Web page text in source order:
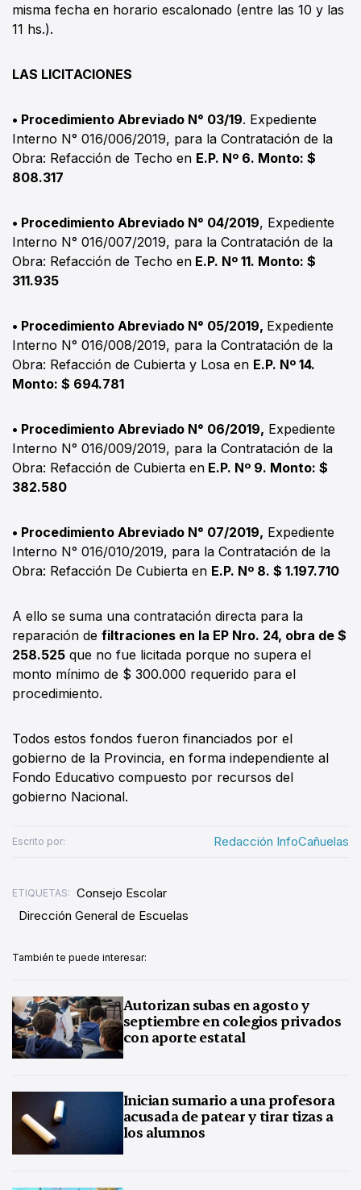
misma fecha en horario escalonado (entre las 10 y las
11 hs.).
LAS LICITACIONES
• Procedimiento Abreviado N° 03/19. Expediente
Interno N° 016/006/2019, para la Contratación de la
Obra: Refacción de Techo en E.P. Nº 6. Monto: $
808.317
• Procedimiento Abreviado N° 04/2019, Expediente
Interno N° 016/007/2019, para la Contratación de la
Obra: Refacción de Techo en E.P. Nº 11. Monto: $
311.935
• Procedimiento Abreviado N° 05/2019, Expediente
Interno N° 016/008/2019, para la Contratación de la
Obra: Refacción de Cubierta y Losa en E.P. Nº 14.
Monto: $ 694.781
• Procedimiento Abreviado N° 06/2019, Expediente
Interno N° 016/009/2019, para la Contratación de la
Obra: Refacción de Cubierta en E.P. Nº 9. Monto: $
382.580
• Procedimiento Abreviado N° 07/2019, Expediente
Interno N° 016/010/2019, para la Contratación de la
Obra: Refacción De Cubierta en E.P. Nº 8. $ 1.197.710
A ello se suma una contratación directa para la
reparación de filtraciones en la EP Nro. 24, obra de $
258.525 que no fue licitada porque no supera el
monto mínimo de $ 300.000 requerido para el
procedimiento.
Todos estos fondos fueron financiados por el
gobierno de la Provincia, en forma independiente al
Fondo Educativo compuesto por recursos del
gobierno Nacional.
Escrito por: Redacción InfoCañuelas
ETIQUETAS: Consejo Escolar
Dirección General de Escuelas
También te puede interesar:
Autorizan subas en agosto y
septiembre en colegios privados
con aporte estatal
Inician sumario a una profesora
acusada de patear y tirar tizas a
los alumnos